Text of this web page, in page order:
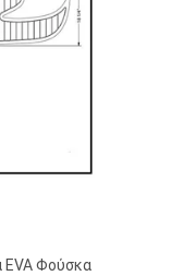
EVA Φούσκα